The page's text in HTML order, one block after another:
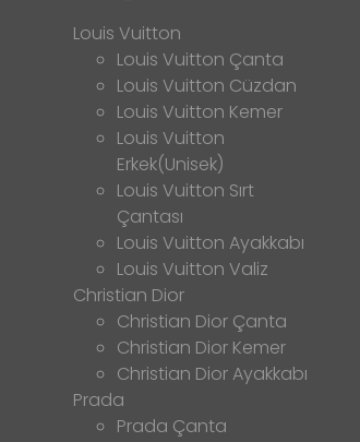
Louis Vuitton
Louis Vuitton Çanta
Louis Vuitton Cüzdan
Louis Vuitton Kemer
Louis Vuitton
Erkek(Unisek)
Louis Vuitton Sırt
Çantası
Louis Vuitton Ayakkabı
Louis Vuitton Valiz
Christian Dior
Christian Dior Çanta
Christian Dior Kemer
Christian Dior Ayakkabı
Prada
Prada Çanta